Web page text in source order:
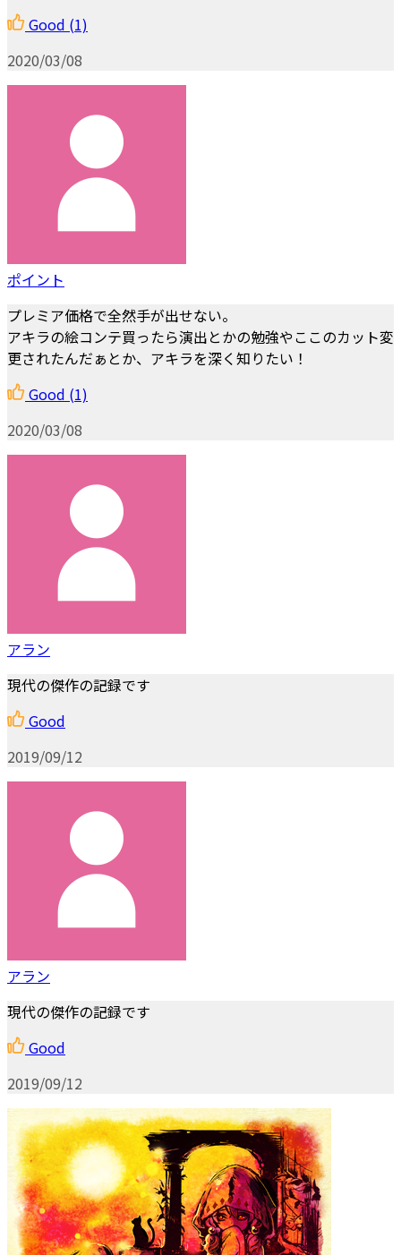
Good (1)
2020/03/08
ポイント
プレミア価格で全然手が出せない。
アキラの絵コンテ買ったら演出とかの勉強やここのカット変
更されたんだぁとか、アキラを深く知りたい！
Good (1)
2020/03/08
アラン
現代の傑作の記録です
Good
2019/09/12
アラン
現代の傑作の記録です
Good
2019/09/12